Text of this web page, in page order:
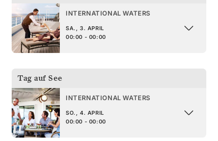
INTERNATIONAL WATERS
SA., 3. APRIL
00:00 - 00:00
Tag auf See
INTERNATIONAL WATERS
SO., 4. APRIL
00:00 - 00:00